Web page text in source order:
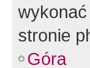
stronie
Góra